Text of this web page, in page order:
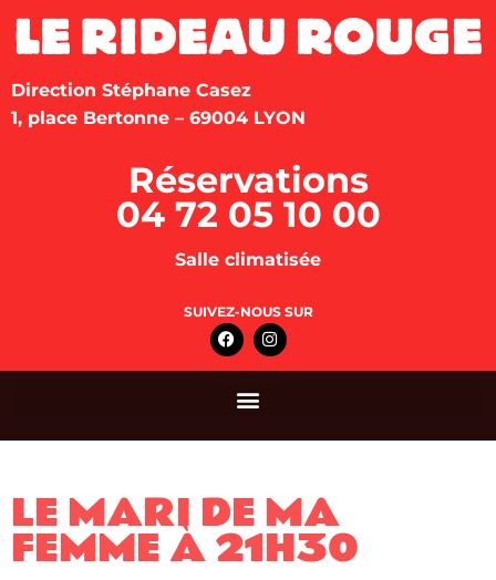
Direction Stéphane Casez
1, place Bertonne – 69004 LYON
Réservations
04 72 05 10 00
Salle climatisée
SUIVEZ-NOUS SUR
LE MARI DE MA
FEMME​ À 21H30